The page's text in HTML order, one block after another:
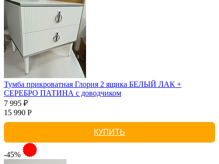
Тумба прикроватная Глория 2 ящика БЕЛЫЙ ЛАК +
СЕРЕБРО ПАТИНА с доводчиком
7 995 ₽
15 990 Р
КУПИТЬ
-45%